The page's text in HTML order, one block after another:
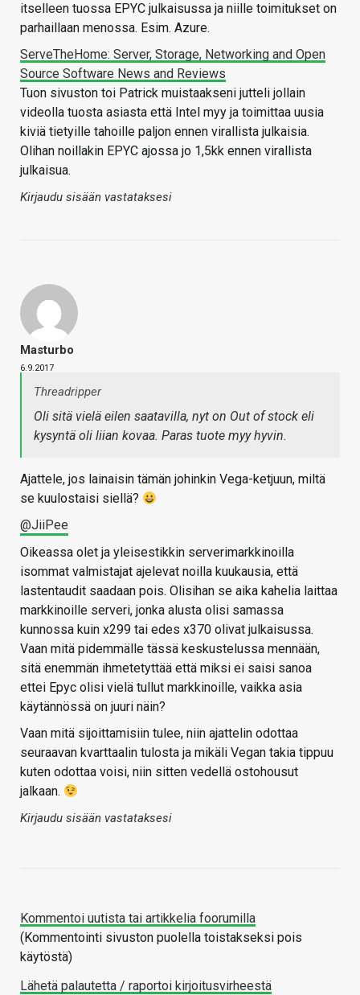
itselleen tuossa EPYC julkaisussa ja niille toimitukset on
parhaillaan menossa. Esim. Azure.
ServeTheHome: Server, Storage, Networking and Open
Source Software News and Reviews
Tuon sivuston toi Patrick muistaakseni jutteli jollain
videolla tuosta asiasta että Intel myy ja toimittaa uusia
kiviä tietyille tahoille paljon ennen virallista julkaisia.
Olihan noillakin EPYC ajossa jo 1,5kk ennen virallista
julkaisua.
Kirjaudu sisään vastataksesi
Masturbo
6.9.2017
Threadripper
Oli sitä vielä eilen saatavilla, nyt on Out of stock eli
kysyntä oli liian kovaa. Paras tuote myy hyvin.
Ajattele, jos lainaisin tämän johinkin Vega-ketjuun, miltä
se kuulostaisi siellä?
@JiiPee
Oikeassa olet ja yleisestikkin serverimarkkinoilla
isommat valmistajat ajelevat noilla kuukausia, että
lastentaudit saadaan pois. Olisihan se aika kahelia laittaa
markkinoille serveri, jonka alusta olisi samassa
kunnossa kuin x299 tai edes x370 olivat julkaisussa.
Vaan mitä pidemmälle tässä keskustelussa mennään,
sitä enemmän ihmetetyttää että miksi ei saisi sanoa
ettei Epyc olisi vielä tullut markkinoille, vaikka asia
käytännössä on juuri näin?
Vaan mitä sijoittamisiin tulee, niin ajattelin odottaa
seuraavan kvarttaalin tulosta ja mikäli Vegan takia tippuu
kuten odottaa voisi, niin sitten vedellä ostohousut
jalkaan.
Kirjaudu sisään vastataksesi
Kommentoi uutista tai artikkelia foorumilla
(Kommentointi sivuston puolella toistakseksi pois
käytöstä)
Lähetä palautetta / raportoi kirjoitusvirheestä